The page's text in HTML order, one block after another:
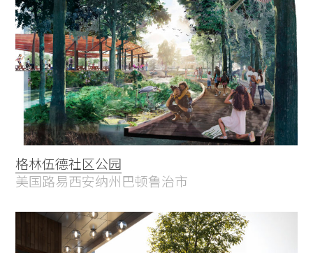
格林伍德社区公园
美国路易西安纳州巴顿鲁治市